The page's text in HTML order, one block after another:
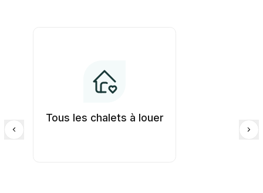
Tous les chalets à louer